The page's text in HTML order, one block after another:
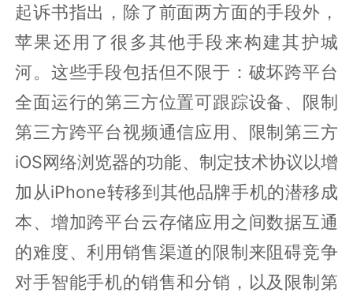
起诉书指出，除了前面两方面的手段外，
苹果还用了很多其他手段来构建其护城
河。这些手段包括但不限于：破坏跨平台
全面运行的第三方位置可跟踪设备、限制
第三方跨平台视频通信应用、限制第三方
iOS网络浏览器的功能、制定技术协议以增
加从iPhone转移到其他品牌手机的潜移成
本、增加跨平台云存储应用之间数据互通
的难度、利用销售渠道的限制来阻碍竞争
对手智能手机的销售和分销，以及限制第